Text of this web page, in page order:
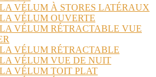
VÉLUM À STORES LATÉRAUX
VÉLUM OUVERTE
VÉLUM RÉTRACTABLE VUE
VÉLUM RÉTRACTABLE
VÉLUM VUE DE NUIT
VÉLUM TOIT PLAT